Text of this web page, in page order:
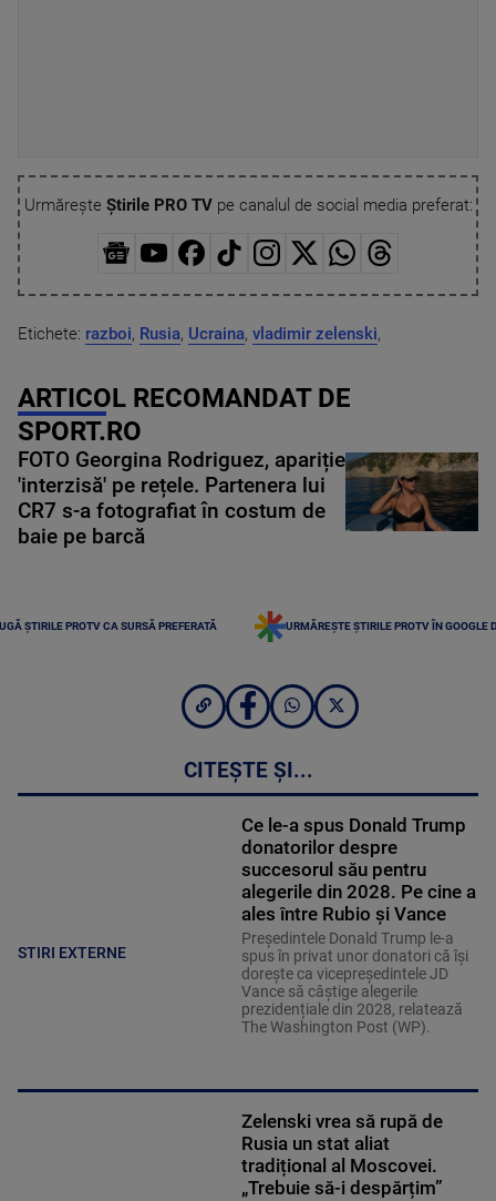
Urmărește Știrile PRO TVpe canalul de social media preferat:
Etichete: razboi, Rusia, Ucraina, vladimir zelenski,
ARTICOL RECOMANDAT DE
SPORT.RO
FOTO Georgina Rodriguez, apariție
'interzisă' pe rețele. Partenera lui
CR7 s-a fotografiat în costum de
baie pe barcă
ȘTIRILE PROTV CA SURSĂ PREFERATĂ URMĂREȘTE ȘTIRILE PROTV ÎN GOOGLE
CITEȘTE ȘI...
STIRI EXTERNE
Ce le-a spus Donald Trump
donatorilor despre
succesorul său pentru
alegerile din 2028. Pe cine a
ales între Rubio și Vance
Președintele Donald Trump le-a
spus în privat unor donatori că își
dorește ca vicepreședintele JD
Vance să câștige alegerile
prezidențiale din 2028, relatează
The Washington Post (WP).
Zelenski vrea să rupă de
Rusia un stat aliat
tradițional al Moscovei.
„Trebuie să-i despărțim”